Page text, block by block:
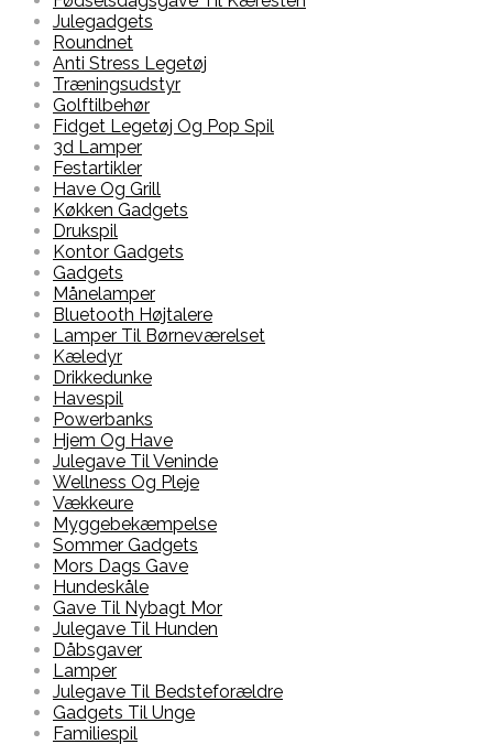
Julegadgets
Roundnet
Anti Stress Legetøj
Træningsudstyr
Golftilbehør
Fidget Legetøj Og Pop Spil
3d Lamper
Festartikler
Have Og Grill
Køkken Gadgets
Drukspil
Kontor Gadgets
Gadgets
Månelamper
Bluetooth Højtalere
Lamper Til Børneværelset
Kæledyr
Drikkedunke
Havespil
Powerbanks
Hjem Og Have
Julegave Til Veninde
Wellness Og Pleje
Vækkeure
Myggebekæmpelse
Sommer Gadgets
Mors Dags Gave
Hundeskåle
Gave Til Nybagt Mor
Julegave Til Hunden
Dåbsgaver
Lamper
Julegave Til Bedsteforældre
Gadgets Til Unge
Familiespil